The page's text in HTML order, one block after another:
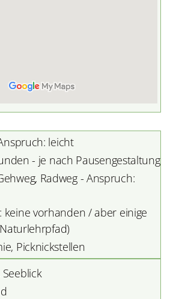
leicht
- je nach Pausengestaltung
Radweg - Anspruch:
keine vorhanden / aber einige
Picknickstellen
Seeblick